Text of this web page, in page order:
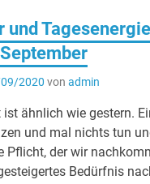
und
2020 von admin
ist ähnlich wie gestern.
und mal nichts tun
Pflicht, der wir
Bedürfnis